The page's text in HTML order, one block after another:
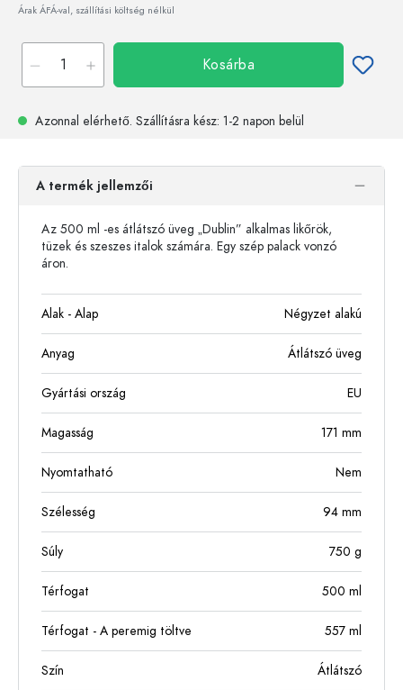
Árak ÁFÁ-val, szállítási költség nélkül
Kosárba
Azonnal elérhető. Szállításra kész: 1-2 napon belül
A termék jellemzői
Az 500 ml -es átlátszó üveg „Dublin” alkalmas likőrök,
tüzek és szeszes italok számára. Egy szép palack vonzó
áron.
Alak - Alap Négyzet alakú
Anyag Átlátszó üveg
Gyártási ország EU
Magasság 171 mm
Nyomtatható Nem
Szélesség 94 mm
Súly 750 g
Térfogat 500 ml
Térfogat - A peremig töltve 557 ml
Szín Átlátszó